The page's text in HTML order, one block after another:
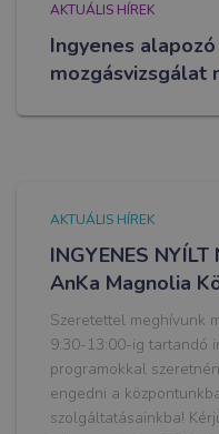
AKTUÁLIS HÍREK
Ingyenes
mozgásvizsgálat
AKTUÁLIS HÍREK
INGYENES
AnKa Magnolia
Szeretettel meghívunk
9:30-13:00-ig tartandó
programokkal
engedni a
szolgáltatásainkba!